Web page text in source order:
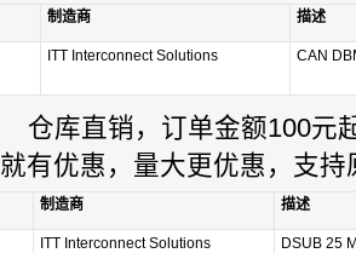
制造商 描述
ITT Interconnect Solutions CAN
仓库直销，订单金额100元
有优惠，量大更优惠，支持
制造商 描述
ITT Interconnect Solutions DSUB 25